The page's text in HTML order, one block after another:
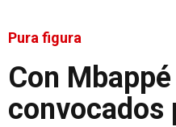
Pura figura
Con
convocados